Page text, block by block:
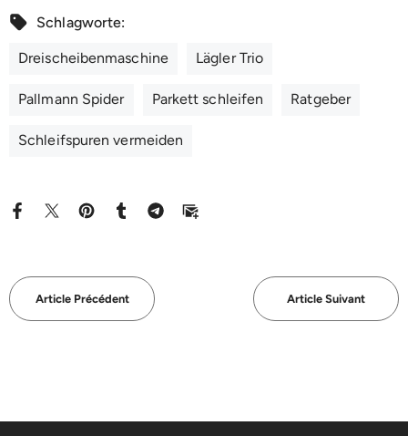
Schlagworte:
Dreischeibenmaschine Lägler Trio
Pallmann Spider Parkett schleifen Ratgeber
Schleifspuren vermeiden
Article Précédent Article Suivant